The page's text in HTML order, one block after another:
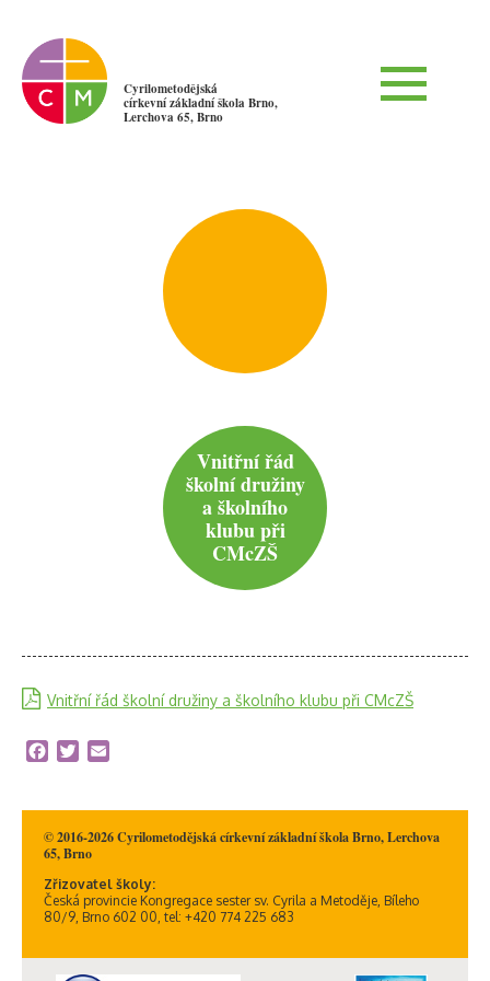
Cyrilometodějská
církevní základní škola Brno,
Lerchova 65, Brno
Vnitřní řád
školní družiny
a školního
klubu při
CMcZŠ
Vnitřní řád školní družiny a školního klubu při CMcZŠ
Facebook
Twitter
© 2016-2026 Cyrilometodějská církevní základní škola Brno, Lerchova
65, Brno
Zřizovatel školy:
Česká provincie Kongregace sester sv. Cyrila a Metoděje, Bíleho
80/9, Brno 602 00, tel: +420 774 225 683